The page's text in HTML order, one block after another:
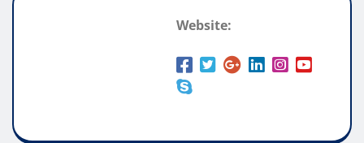
Website: